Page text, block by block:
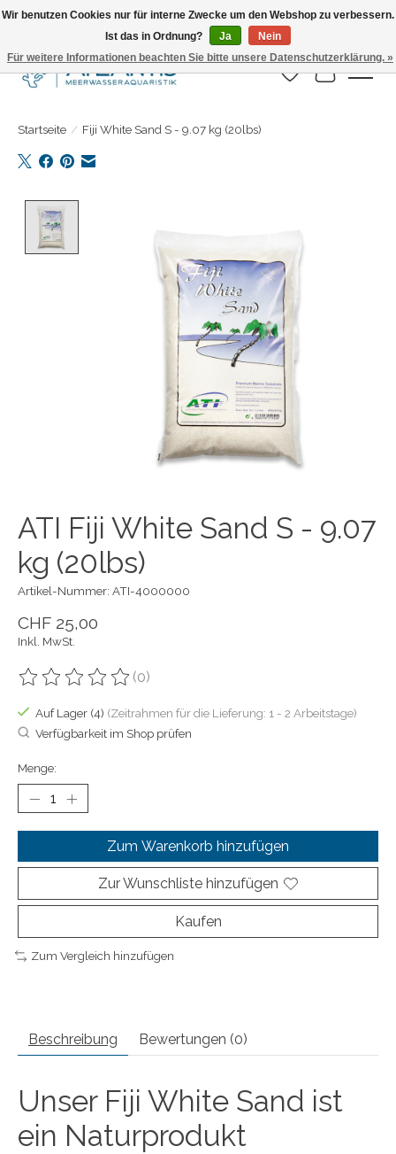
Täglicher Versand. Bestelle bis 15.00 Uhr
Wunschzettel
Ihr
Startseite / Fiji White Sand S - 9.07 kg (20lbs)
ATI Fiji White Sand S - 9.07
kg (20lbs)
Artikel-Nummer: ATI-4000000
CHF 25,00
Inkl. MwSt.
Die Bewertung dieses Produkts ist
(0)
Auf Lager (4) (Zeitrahmen für die Lieferung: 1 - 2 Arbeitstage)
Verfügbarkeit im Shop prüfen
Menge:
Zum Warenkorb hinzufügen
Zur Wunschliste hinzufügen
Kaufen
Zum Vergleich hinzufügen
Beschreibung Bewertungen (0)
Unser Fiji White Sand ist
ein Naturprodukt
Wir benutzen Cookies nur für interne Zwecke um den Webshop zu verbessern.
Ist das in Ordnung?
Ja
Nein
Für weitere Informationen beachten Sie bitte unsere Datenschutzerklärung. »